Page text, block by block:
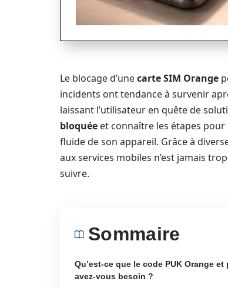
Le blocage d’unecarte SIM Orange
incidents ont tendance à survenir
laissant l’utilisateur en quête de
bloquée et connaître les étapes
fluide de son appareil. Grâce à
aux services mobiles n’est jamais
suivre.
Sommaire
Qu’est-ce que le code PUK Orange
avez-vous besoin ?